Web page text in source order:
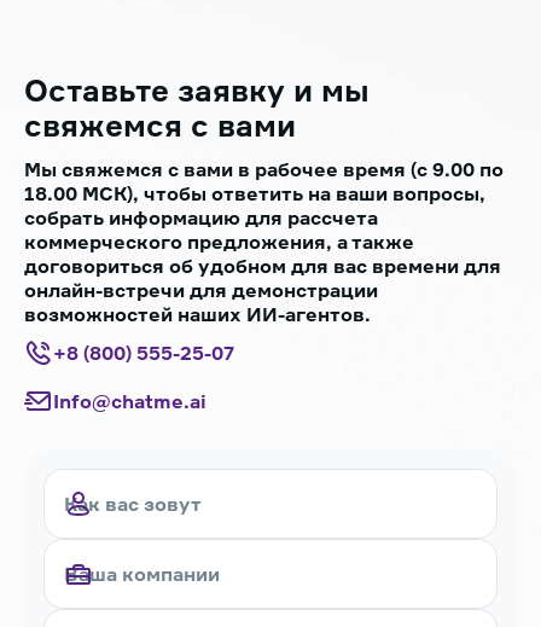
Оставьте заявку и мы
свяжемся с вами
Мы свяжемся с вами в рабочее время (с 9.00 по
18.00 МСК), чтобы ответить на ваши вопросы,
собрать информацию для рассчета
коммерческого предложения, а также
договориться об удобном для вас времени для
онлайн-встречи для демонстрации
возможностей наших ИИ-агентов.
+8 (800) 555-25-07
Info@chatme.ai